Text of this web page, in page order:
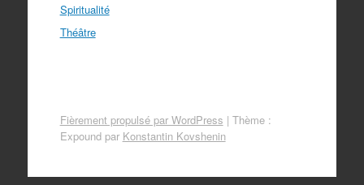
Spiritualité
Théâtre
Fièrement propulsé par WordPress | Thème :
Expound par Konstantin Kovshenin